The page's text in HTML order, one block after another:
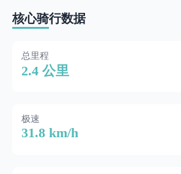
核心骑行数据
总里程
2.4 公里
极速
31.8 km/h